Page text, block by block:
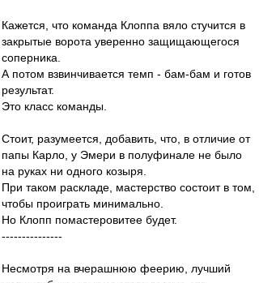
Кажется, что команда Клоппа вяло стучится в
закрытые ворота уверенно защищающегося
соперника.
А потом взвинчивается темп - бам-бам и готов
результат.
Это класс команды.
Стоит, разумеется, добавить, что, в отличие от
папы Карло, у Эмери в полуфинале не было
на руках ни одного козыря.
При таком раскладе, мастерство состоит в том,
чтобы проиграть минимально.
Но Клопп помастеровитее будет.
---------------
Несмотря на вчерашнюю феерию, лучший